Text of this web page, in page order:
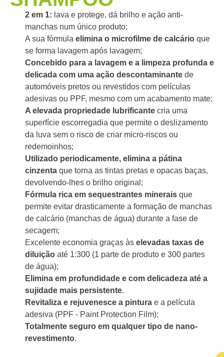
2 em 1: lava e protege, dá brilho e ação anti-
manchas num único produto;
A sua fórmula elimina o microfilme de calcário que
se forma lavagem após lavagem;
Concebido para a lavagem e a limpeza profunda e
delicada com uma ação descontaminante de
automóveis pretos ou revestidos com películas
adesivas ou PPF, mesmo com um acabamento mate;
A elevada propriedade lubrificante cria uma
superfície escorregadia que permite o deslizamento
da luva sem o risco de criar micro-riscos ou
redemoinhos;
Utilizado periodicamente, elimina a pátina
cinzenta que torna as tintas pretas e opacas baças,
devolvendo-lhes o brilho original;
Fórmula rica em sequestrantes minerais que
permite evitar drasticamente a formação de manchas
de calcário (manchas de água) durante a fase de
secagem;
Excelente economia graças às elevadas taxas de
diluição até 1:300 (1 parte de produto e 300 partes
de água);
Elimina em profundidade e com delicadeza até a
sujidade mais persistente.
Revitaliza e rejuvenesce a pintura e a película
adesiva (PPF - Paint Protection Film);
Totalmente seguro em qualquer tipo de nano-
revestimento.